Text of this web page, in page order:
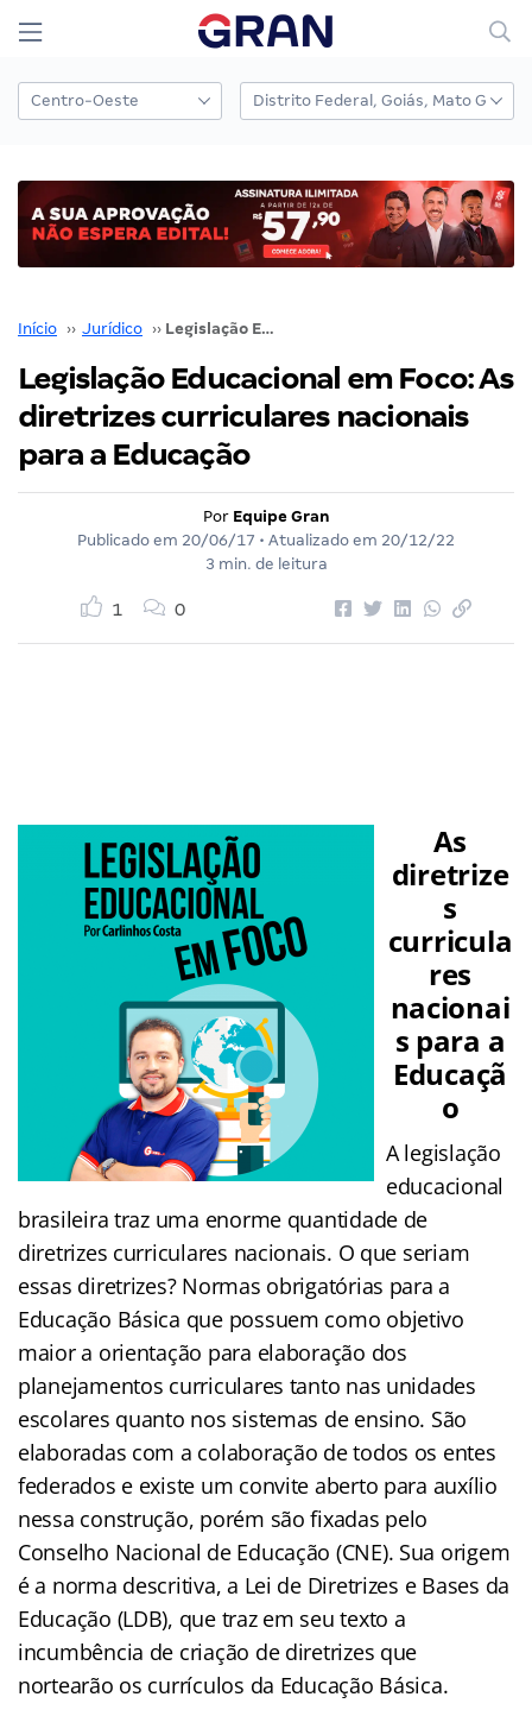
Início ›› Jurídico ›› Legislação Educacional em Foco: As diretrizes curriculares nacionais para a Educação
Legislação Educacional em Foco: As
diretrizes curriculares nacionais
para a Educação
Por Equipe Gran
Publicado em 20/06/17 • Atualizado em 20/12/22
3 min. de leitura
1 0
As
diretrize
s
curricula
res
nacionai
s para a
Educaçã
o
A legislação
educacional
brasileira traz uma enorme quantidade de
diretrizes curriculares nacionais. O que seriam
essas diretrizes? Normas obrigatórias para a
Educação Básica que possuem como objetivo
maior a orientação para elaboração dos
planejamentos curriculares tanto nas unidades
escolares quanto nos sistemas de ensino. São
elaboradas com a colaboração de todos os entes
federados e existe um convite aberto para auxílio
nessa construção, porém são fixadas pelo
Conselho Nacional de Educação (CNE). Sua origem
é a norma descritiva, a Lei de Diretrizes e Bases da
Educação (LDB), que traz em seu texto a
incumbência de criação de diretrizes que
nortearão os currículos da Educação Básica.